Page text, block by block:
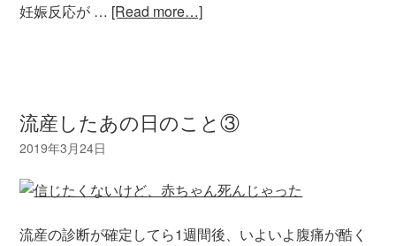
妊娠反応が … [Read more…]
流産したあの日のこと③
流産の診断が確定してら1週間後、いよいよ腹痛が酷く